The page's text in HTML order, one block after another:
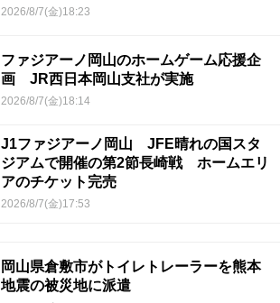
2026/8/7(金)18:23
ファジアーノ岡山のホームゲーム応援企
画 JR西日本岡山支社が実施
2026/8/7(金)18:14
J1ファジアーノ岡山 JFE晴れの国スタ
ジアムで開催の第2節長崎戦 ホームエリ
アのチケット完売
2026/8/7(金)17:53
岡山県倉敷市がトイレトレーラーを熊本
地震の被災地に派遣